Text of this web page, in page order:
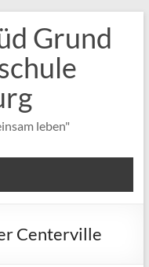
Grund
leben"
Centerville